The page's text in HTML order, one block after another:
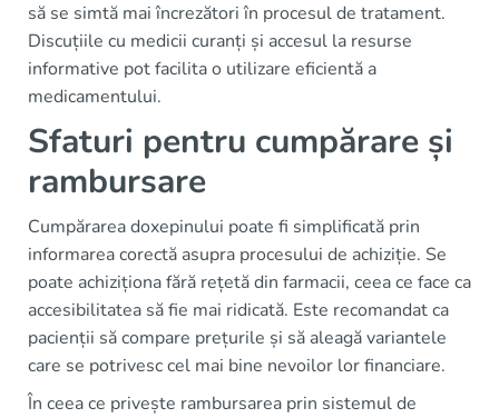
să se simtă mai încrezători în procesul de tratament.
Discuțiile cu medicii curanți și accesul la resurse
informative pot facilita o utilizare eficientă a
medicamentului.
Sfaturi pentru cumpărare și
rambursare
Cumpărarea doxepinului poate fi simplificată prin
informarea corectă asupra procesului de achiziție. Se
poate achiziționa fără rețetă din farmacii, ceea ce face ca
accesibilitatea să fie mai ridicată. Este recomandat ca
pacienții să compare prețurile și să aleagă variantele
care se potrivesc cel mai bine nevoilor lor financiare.
În ceea ce privește rambursarea prin sistemul de